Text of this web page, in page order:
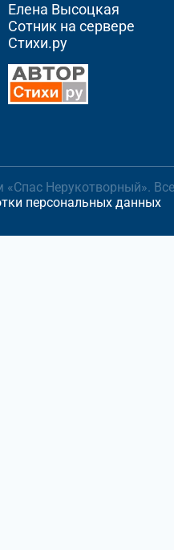
Елена Высоцкая
Сотник на сервере
Стихи.ру
Нерукотворный».
персональных данных